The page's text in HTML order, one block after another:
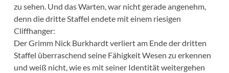
zu sehen. Und das Warten, war nicht gerade angenehm,
denn die dritte Staffel endete mit einem riesigen
Cliffhanger:
Der Grimm Nick Burkhardt verliert am Ende der dritten
Staffel überraschend seine Fähigkeit Wesen zu erkennen
und weiß nicht, wie es mit seiner Identität weitergehen